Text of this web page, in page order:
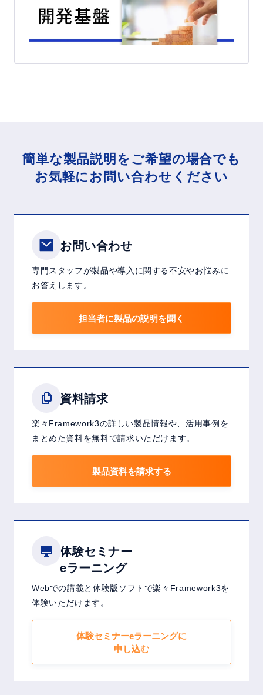
簡単な製品説明をご希望の場合でも
お気軽にお問い合わせください
お問い合わせ
専門スタッフが製品や導入に関する不安やお悩みに
お答えします。
担当者に製品の説明を聞く
資料請求
楽々Framework3の詳しい製品情報や、活用事例を
まとめた資料を無料で請求いただけます。
製品資料を請求する
体験セミナー
eラーニング
Webでの講義と体験版ソフトで楽々Framework3を
体験いただけます。
体験セミナーeラーニングに
申し込む